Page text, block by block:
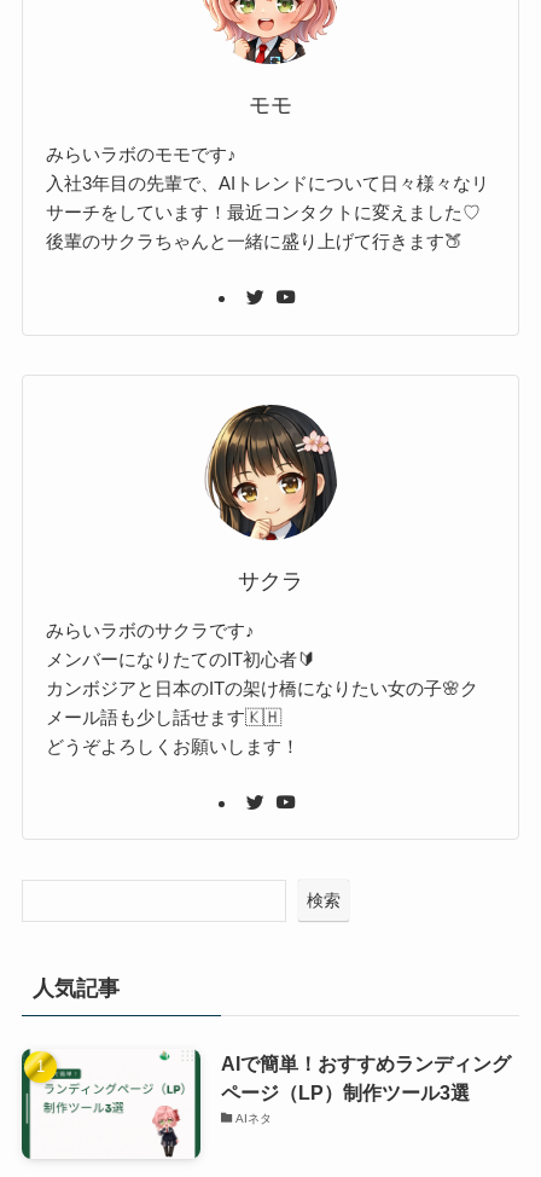
モモ
みらいラボのモモです♪
入社3年目の先輩で、AIトレンドについて日々様々なリ
サーチをしています！最近コンタクトに変えました♡
後輩のサクラちゃんと一緒に盛り上げて行きます🍑
サクラ
みらいラボのサクラです♪
メンバーになりたてのIT初心者🔰
カンボジアと日本のITの架け橋になりたい女の子🌸ク
メール語も少し話せます🇰🇭
どうぞよろしくお願いします！
検索
人気記事
AIで簡単！おすすめランディング
ページ（LP）制作ツール3選
AIネタ